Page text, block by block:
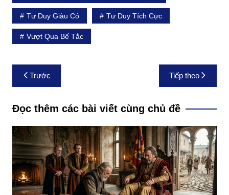
Tư Duy Giàu Có Tư Duy Tích Cực
Vượt Qua Bế Tắc
Điều
hướng
bài
viết
Trước Tiếp theo
Đọc thêm các bài viết cùng chủ đề